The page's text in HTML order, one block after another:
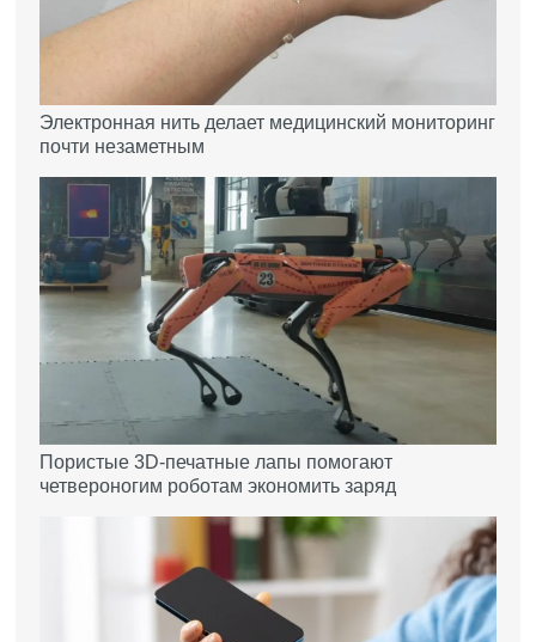
Электронная нить делает медицинский мониторинг
почти незаметным
Пористые 3D-печатные лапы помогают
четвероногим роботам экономить заряд